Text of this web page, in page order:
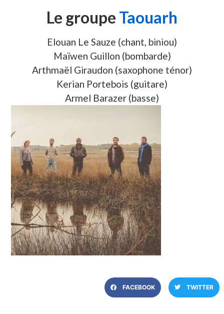
Le groupe Taouarh
Elouan Le Sauze (chant, biniou)
Maïwen Guillon (bombarde)
Arthmaël Giraudon (saxophone ténor)
Kerian Portebois (guitare)
Armel Barazer (basse)
FACEBOOK TWITTER